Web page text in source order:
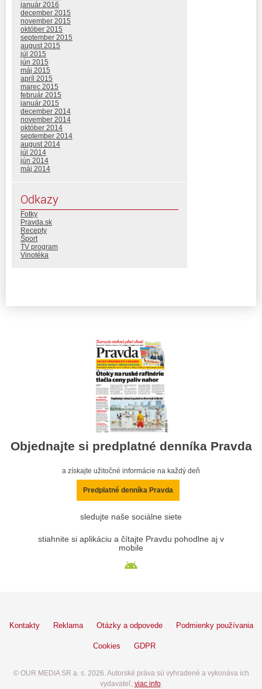
január 2016
december 2015
november 2015
október 2015
september 2015
august 2015
júl 2015
jún 2015
máj 2015
apríl 2015
marec 2015
február 2015
január 2015
december 2014
november 2014
október 2014
september 2014
august 2014
júl 2014
jún 2014
máj 2014
Odkazy
Fotky
Pravda.sk
Recepty
Šport
TV program
Vinotéka
Objednajte si predplatné denníka Pravda
a získajte užitočné informácie na každý deň
Predplatné denníka Pravda
sledujte naše sociálne siete
stiahnite si aplikáciu a čítajte Pravdu pohodlne aj v
mobile
Kontakty Reklama Otázky a odpovede Podmienky používania
Cookies GDPR
© OUR MEDIA SR a. s. 2026. Autorské práva sú vyhradené a vykonáva ich
vydavateľ, viac info.